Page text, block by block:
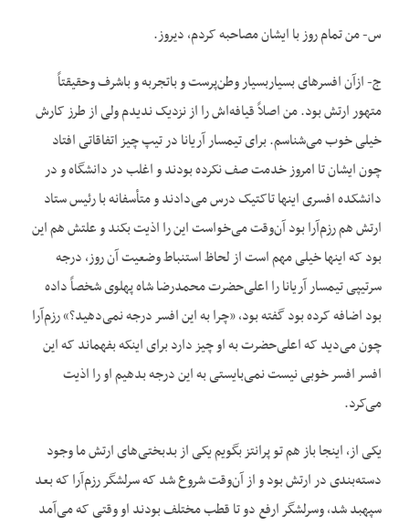
س- من تمام روز با ایشان مصاحبه کردم، دیروز.
ج- ازآن افسرهای بسیاربسیار وطن‌پرست و باتجربه و باشرف وحقیقتاً
متهور ارتش بود. من اصلاً قیافه‌اش را از نزدیک ندیدم ولی از طرز کارش
خیلی خوب می‌شناسم. برای تیمسار آریانا در تیپ چیز اتفاقاتی افتاد
چون ایشان تا امروز خدمت صف نکرده بودند و اغلب در دانشگاه و در
دانشکده افسری این‏ها تاکتیک درس می‌دادند و متأسفانه با رئیس ستاد
ارتش هم رزم‌آرا بود آن‌وقت می‌خواست این را اذیت بکند و علتش هم این
بود که این‏ها خیلی مهم است از لحاظ استنباط وضعیت آن روز، درجه
سرتیپی تیمسار آریانا را اعلی‌حضرت محمدرضا شاه پهلوی شخصاً داده
بود اضافه کرده بود گفته بود، «چرا به این افسر درجه نمی‌دهید؟» رزم‌آرا
چون می‌دید که اعلی‌حضرت به او چیز دارد برای اینکه بفهماند که این
افسر افسر خوبی نیست نمی‌بایستی به این درجه بدهیم او را اذیت
می‌کرد.
یکی از، اینجا باز هم تو پرانتز بگویم یکی از بدبختی‌های ارتش ما وجود
دسته‌بندی در ارتش بود و از آن‌وقت شروع شد که سرلشگر رزم‌آرا که بعد
سپهبد شد، وسرلشگر ارفع دو تا قطب مختلف بودند او وقتی که می‌آمد